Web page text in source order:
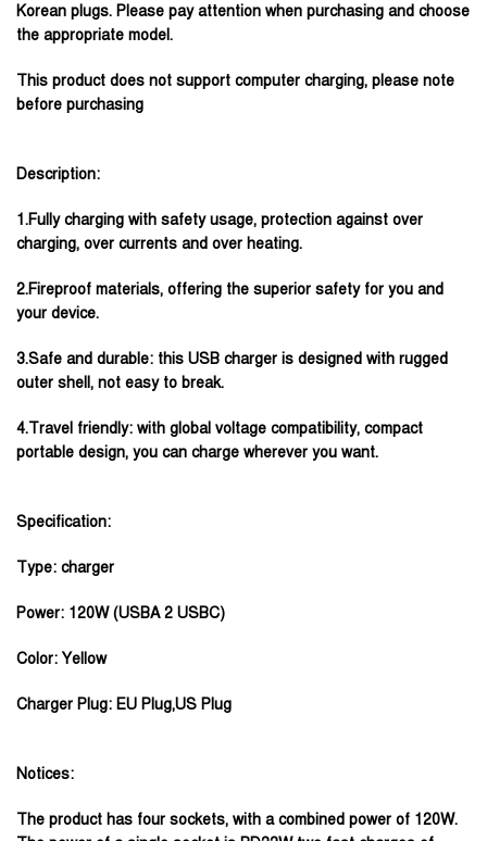
Korean plugs. Please pay attention when purchasing and choose
the appropriate model.
This product does not support computer charging, please note
before purchasing
Description:
1.Fully charging with safety usage, protection against over
charging, over currents and over heating.
2.Fireproof materials, offering the superior safety for you and
your device.
3.Safe and durable: this USB charger is designed with rugged
outer shell, not easy to break.
4.Travel friendly: with global voltage compatibility, compact
portable design, you can charge wherever you want.
Specification:
Type: charger
Power: 120W (USBA 2 USBC)
Color: Yellow
Charger Plug: EU Plug,US Plug
Notices:
The product has four sockets, with a combined power of 120W.